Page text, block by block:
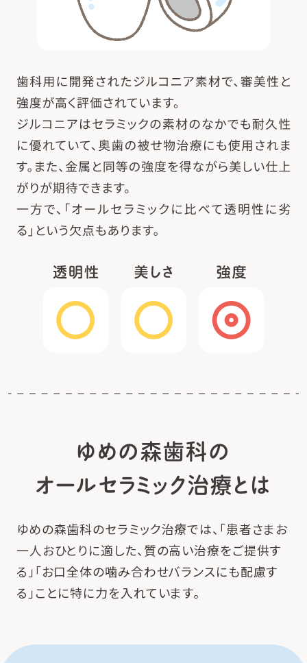
ゆめの森歯科の
オールセラミック治療とは
ゆめの森歯科のセラミック治療では、「患者さまお
一人おひとりに適した、質の高い治療をご提供す
る」「お口全体の噛み合わせバランスにも配慮す
る」ことに特に力を入れています。